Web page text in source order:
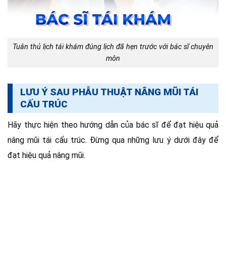
Tuân thủ lịch tái khám đúng lịch đã hẹn trước với bác sĩ chuyên
môn
LƯU Ý SAU PHẪU THUẬT NÂNG MŨI TÁI
CẤU TRÚC
Hãy thực hiện theo hướng dẫn của bác sĩ để đạt hiệu quả
nâng mũi tái cấu trúc. Đừng qua những lưu ý dưới đây để
đạt hiệu quả nâng mũi.